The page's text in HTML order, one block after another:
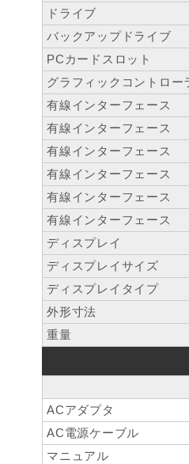
ドライブ
バックアップドライブ
PCカードスロット
グラフィックコントロー
有線インターフェース
有線インターフェース
有線インターフェース
有線インターフェース
有線インターフェース
有線インターフェース
ディスプレイ
ディスプレイサイズ
ディスプレイタイプ
外形寸法
重量
ACアダプタ
AC電源ケーブル
マニュアル